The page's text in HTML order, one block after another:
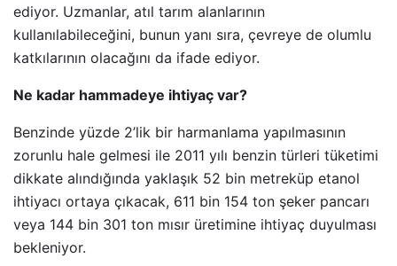
ediyor. Uzmanlar, atıl tarım alanlarının
kullanılabileceğini, bunun yanı sıra, çevreye de olumlu
katkılarının olacağını da ifade ediyor.
Ne kadar hammadeye ihtiyaç var?
Benzinde yüzde 2’lik bir harmanlama yapılmasının
zorunlu hale gelmesi ile 2011 yılı benzin türleri tüketimi
dikkate alındığında yaklaşık 52 bin metreküp etanol
ihtiyacı ortaya çıkacak, 611 bin 154 ton şeker pancarı
veya 144 bin 301 ton mısır üretimine ihtiyaç duyulması
bekleniyor.